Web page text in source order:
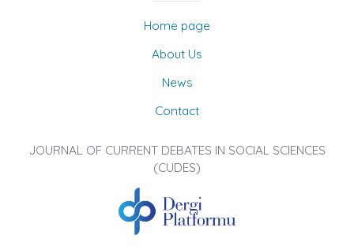
Home page
About Us
News
Contact
JOURNAL OF CURRENT DEBATES IN SOCIAL SCIENCES
(CUDES)